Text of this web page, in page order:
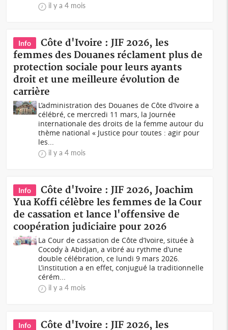
il y a 4 mois
Info
Côte d'Ivoire : JIF 2026, les
femmes des Douanes réclament plus de
protection sociale pour leurs ayants
droit et une meilleure évolution de
carrière
L’administration des Douanes de Côte d’Ivoire a
célébré, ce mercredi 11 mars, la Journée
internationale des droits de la femme autour du
thème national « Justice pour toutes : agir pour
les...
il y a 4 mois
Info
Côte d'Ivoire : JIF 2026, Joachim
Yua Koffi célèbre les femmes de la Cour
de cassation et lance l'offensive de
coopération judiciaire pour 2026
La Cour de cassation de Côte d’Ivoire, située à
Cocody à Abidjan, a vibré au rythme d’une
double célébration, ce lundi 9 mars 2026.
L’institution a en effet, conjugué la traditionnelle
cérém...
il y a 4 mois
Info Côte d'Ivoire : JIF 2026, les